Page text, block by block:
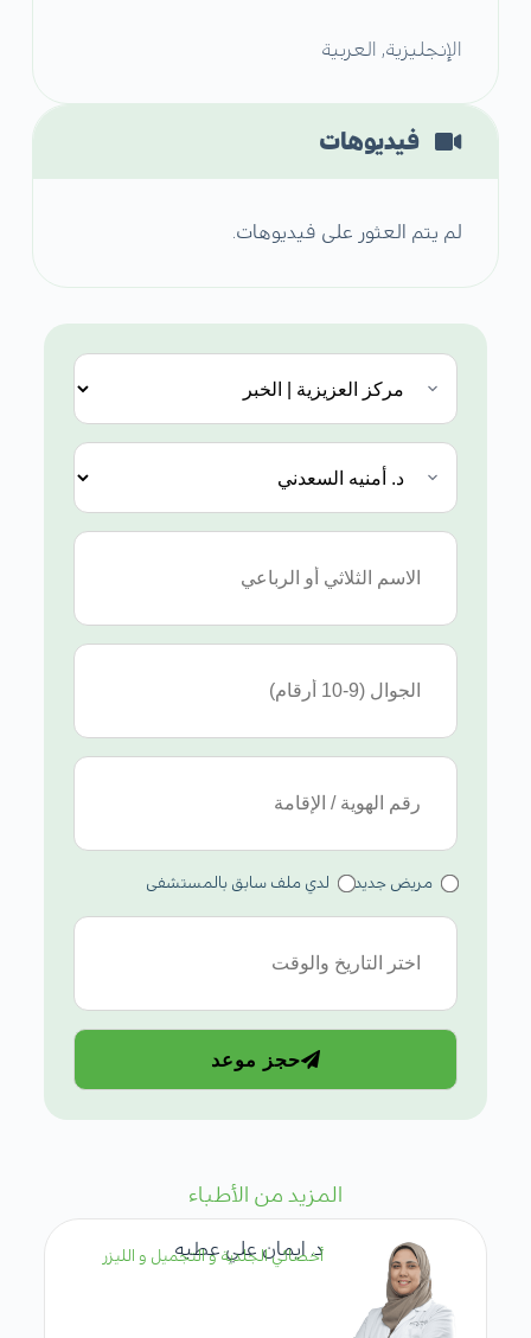
الإنجليزية, العربية
فيديوهات
لم يتم العثور على فيديوهات.
مريض جديد لدي ملف سابق بالمستشفى
حجز موعد
المزيد من الأطباء
د. ايمان علي عطيه
أخصائي الجلدية و التجميل و الليزر